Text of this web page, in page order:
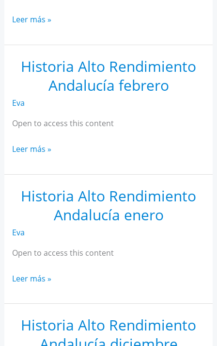
Historia
Rendimiento
Andalucía
marzo
Leer más »
Historia Alto Rendimiento
Andalucía febrero
Eva
Open to access this content
Historia
Rendimiento
Andalucía
febrero
Leer más »
Historia Alto Rendimiento
Andalucía enero
Eva
Open to access this content
Historia
Rendimiento
Andalucía
enero
Leer más »
Historia Alto Rendimiento